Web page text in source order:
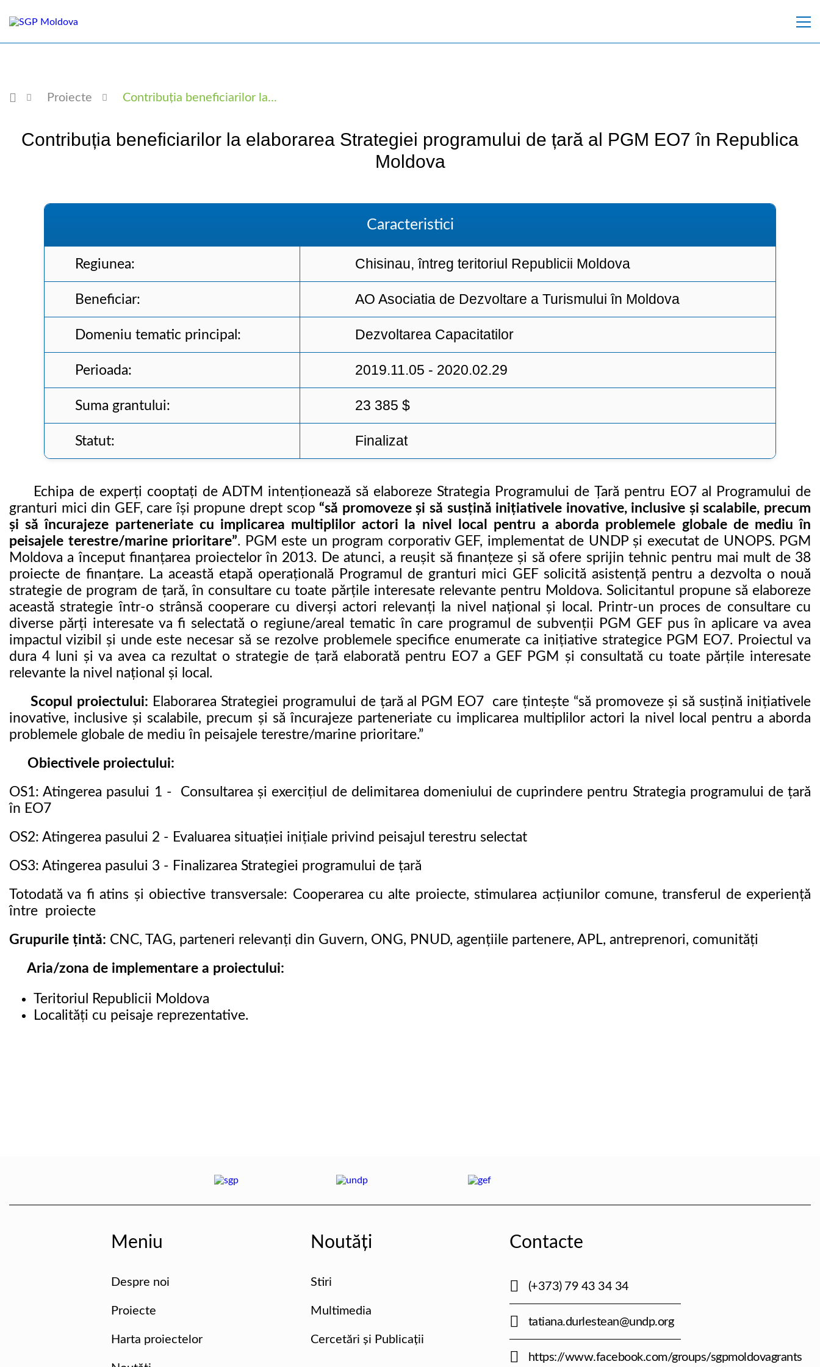
Proiecte Contribuția beneficiarilor la...
Contribuția beneficiarilor la elaborarea Strategiei programului de țară al PGM EO7 în Republica
Moldova
Caracteristici
Regiunea: Chisinau, întreg teritoriul Republicii Moldova
Beneficiar: AO Asociatia de Dezvoltare a Turismului în Moldova
Domeniu tematic principal: Dezvoltarea Capacitatilor
Perioada: 2019.11.05 - 2020.02.29
Suma grantului: 23 385 $
Statut: Finalizat
Echipa de experți cooptați de ADTM intenționează să elaboreze Strategia Programului de Țară pentru EO7 al Programului de
granturi mici din GEF, care își propune drept scop “să promoveze și să susțină inițiativele inovative, inclusive și scalabile, precum
și să încurajeze parteneriate cu implicarea multiplilor actori la nivel local pentru a aborda problemele globale de mediu în
peisajele terestre/marine prioritare”. PGM este un program corporativ GEF, implementat de UNDP și executat de UNOPS. PGM
Moldova a început finanțarea proiectelor în 2013. De atunci, a reușit să finanțeze și să ofere sprijin tehnic pentru mai mult de 38
proiecte de finanțare. La această etapă operațională Programul de granturi mici GEF solicită asistență pentru a dezvolta o nouă
strategie de program de țară, în consultare cu toate părțile interesate relevante pentru Moldova. Solicitantul propune să elaboreze
această strategie într-o strânsă cooperare cu diverși actori relevanți la nivel național și local. Printr-un proces de consultare cu
diverse părți interesate va fi selectată o regiune/areal tematic în care programul de subvenții PGM GEF pus în aplicare va avea
impactul vizibil și unde este necesar să se rezolve problemele specifice enumerate ca inițiative strategice PGM EO7. Proiectul va
dura 4 luni și va avea ca rezultat o strategie de țară elaborată pentru EO7 a GEF PGM și consultată cu toate părțile interesate
relevante la nivel național și local.
Scopul proiectului: Elaborarea Strategiei programului de țară al PGM EO7 care țintește “să promoveze și să susțină inițiativele
inovative, inclusive și scalabile, precum și să încurajeze parteneriate cu implicarea multiplilor actori la nivel local pentru a aborda
problemele globale de mediu în peisajele terestre/marine prioritare.”
Obiectivele proiectului:
OS1: Atingerea pasului 1 - Consultarea și exercițiul de delimitarea domeniului de cuprindere pentru Strategia programului de țară
în EO7
OS2: Atingerea pasului 2 - Evaluarea situației inițiale privind peisajul terestru selectat
OS3: Atingerea pasului 3 - Finalizarea Strategiei programului de țară
Totodată va fi atins și obiective transversale: Cooperarea cu alte proiecte, stimularea acţiunilor comune, transferul de experienţă
între proiecte
Grupurile ţintă: CNC, TAG, parteneri relevanți din Guvern, ONG, PNUD, agențiile partenere, APL, antreprenori, comunități
Aria/zona de implementare a proiectului:
Teritoriul Republicii Moldova
Localităţi cu peisaje reprezentative.
Meniu
Despre noi
Proiecte
Harta proiectelor
Noutăți
Stiri
Multimedia
Cercetări și Publicații
Contacte
(+373) 79 43 34 34
tatiana.durlestean@undp.org
https://www.facebook.com/groups/sgpmoldovagrants